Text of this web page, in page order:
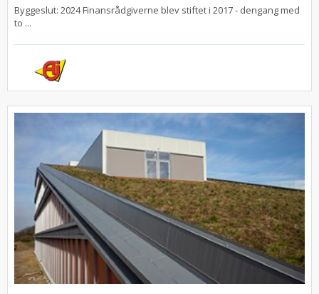
Byggeslut: 2024 Finansrådgiverne blev stiftet i 2017 - dengang med
to ...